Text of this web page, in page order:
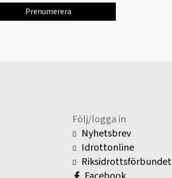
Följ/logga in
Nyhetsbrev
Idrottonline
Riksidrottsförbundet